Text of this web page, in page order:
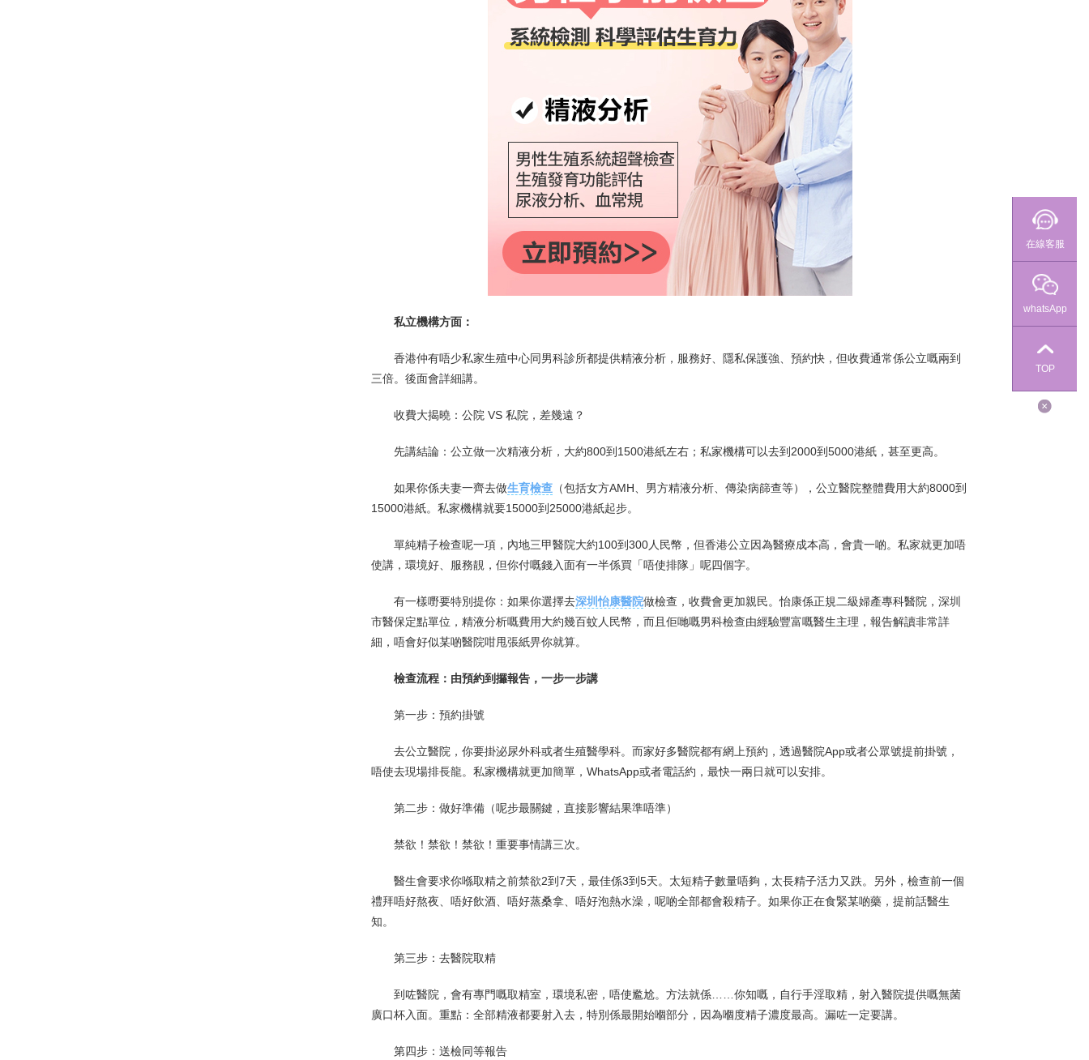
私立機構方面：
香港仲有唔少私家生殖中心同男科診所都提供精液分析，服務好、隱私保護強、預約快，但收費通常係公立嘅兩到
三倍。後面會詳細講。
收費大揭曉：公院 VS 私院，差幾遠？
先講結論：公立做一次精液分析，大約800到1500港紙左右；私家機構可以去到2000到5000港紙，甚至更高。
如果你係夫妻一齊去做生育檢查（包括女方AMH、男方精液分析、傳染病篩查等），公立醫院整體費用大約8000到
15000港紙。私家機構就要15000到25000港紙起步。
單純精子檢查呢一項，內地三甲醫院大約100到300人民幣，但香港公立因為醫療成本高，會貴一啲。私家就更加唔
使講，環境好、服務靚，但你付嘅錢入面有一半係買「唔使排隊」呢四個字。
有一樣嘢要特別提你：如果你選擇去深圳怡康醫院做檢查，收費會更加親民。怡康係正規二級婦產專科醫院，深圳
市醫保定點單位，精液分析嘅費用大約幾百蚊人民幣，而且佢哋嘅男科檢查由經驗豐富嘅醫生主理，報告解讀非常詳
細，唔會好似某啲醫院咁甩張紙畀你就算。
檢查流程：由預約到攞報告，一步一步講
第一步：預約掛號
去公立醫院，你要掛泌尿外科或者生殖醫學科。而家好多醫院都有網上預約，透過醫院App或者公眾號提前掛號，
唔使去現場排長龍。私家機構就更加簡單，WhatsApp或者電話約，最快一兩日就可以安排。
第二步：做好準備（呢步最關鍵，直接影響結果準唔準）
禁欲！禁欲！禁欲！重要事情講三次。
醫生會要求你喺取精之前禁欲2到7天，最佳係3到5天。太短精子數量唔夠，太長精子活力又跌。另外，檢查前一個
禮拜唔好熬夜、唔好飲酒、唔好蒸桑拿、唔好泡熱水澡，呢啲全部都會殺精子。如果你正在食緊某啲藥，提前話醫生
知。
第三步：去醫院取精
到咗醫院，會有專門嘅取精室，環境私密，唔使尷尬。方法就係……你知嘅，自行手淫取精，射入醫院提供嘅無菌
廣口杯入面。重點：全部精液都要射入去，特別係最開始嗰部分，因為嗰度精子濃度最高。漏咗一定要講。
第四步：送檢同等報告
在線客服
whatsApp
TOP